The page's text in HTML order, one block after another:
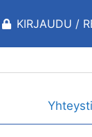
KIRJAUDU /